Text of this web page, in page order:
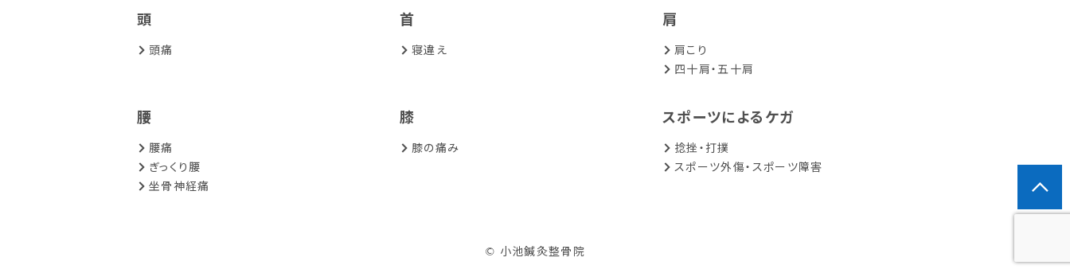
頭
頭痛
首
寝違え
肩
肩こり
四十肩・五十肩
腰
腰痛
ぎっくり腰
坐骨神経痛
膝
膝の痛み
スポーツによるケガ
捻挫・打撲
スポーツ外傷・スポーツ障害
© 小池鍼灸整骨院